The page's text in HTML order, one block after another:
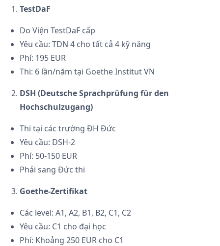
TestDaF
Do Viện TestDaF cấp
Yêu cầu: TDN 4 cho tất cả 4 kỹ năng
Phí: 195 EUR
Thi: 6 lần/năm tại Goethe Institut VN
DSH (Deutsche Sprachprüfung für den
Hochschulzugang)
Thi tại các trường ĐH Đức
Yêu cầu: DSH-2
Phí: 50-150 EUR
Phải sang Đức thi
Goethe-Zertifikat
Các level: A1, A2, B1, B2, C1, C2
Yêu cầu: C1 cho đại học
Phí: Khoảng 250 EUR cho C1